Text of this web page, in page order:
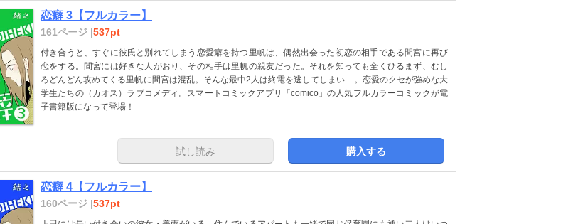
恋癖 3【フルカラー】
161ページ |537pt
付き合うと、すぐに彼氏と別れてしまう恋愛癖を持つ里帆は、偶然出会った初恋の相手である間宮に再び
恋をする。間宮には好きな人がおり、その相手は里帆の親友だった。それを知っても全くひるまず、むし
ろどんどん攻めてくる里帆に間宮は混乱。そんな最中2人は終電を逃してしまい…。恋愛のクセが強めな大
学生たちの（カオス）ラブコメディ。スマートコミックアプリ「comico」の人気フルカラーコミックが電
子書籍版になって登場！
試し読み 購入する
恋癖 4【フルカラー】
160ページ |537pt